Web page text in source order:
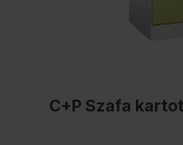
C+P Szafa